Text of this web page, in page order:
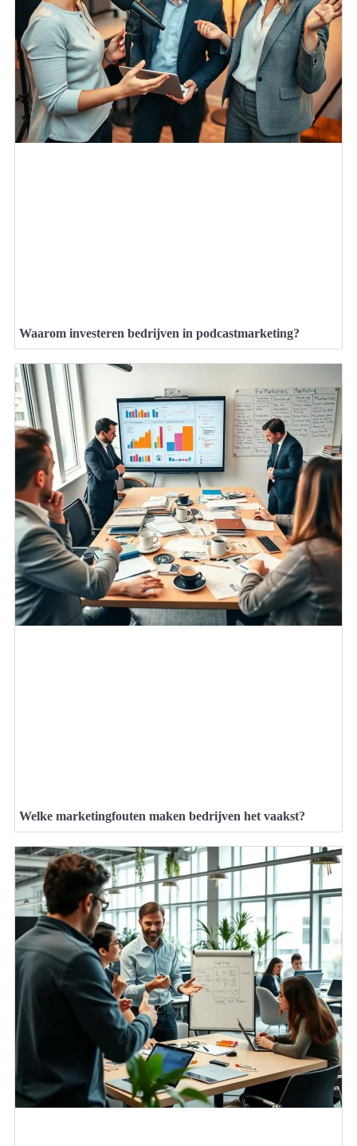
Waarom investeren bedrijven in podcastmarketing?
Welke marketingfouten maken bedrijven het vaakst?